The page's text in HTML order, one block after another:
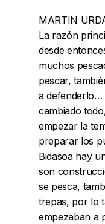
MARTIN
La razón
desde
muchos
pescar,
a defenderlo…
cambiado
empezar la
preparar los
Bidasoa hay
son
se pesca,
trepas, por lo
empezaban a